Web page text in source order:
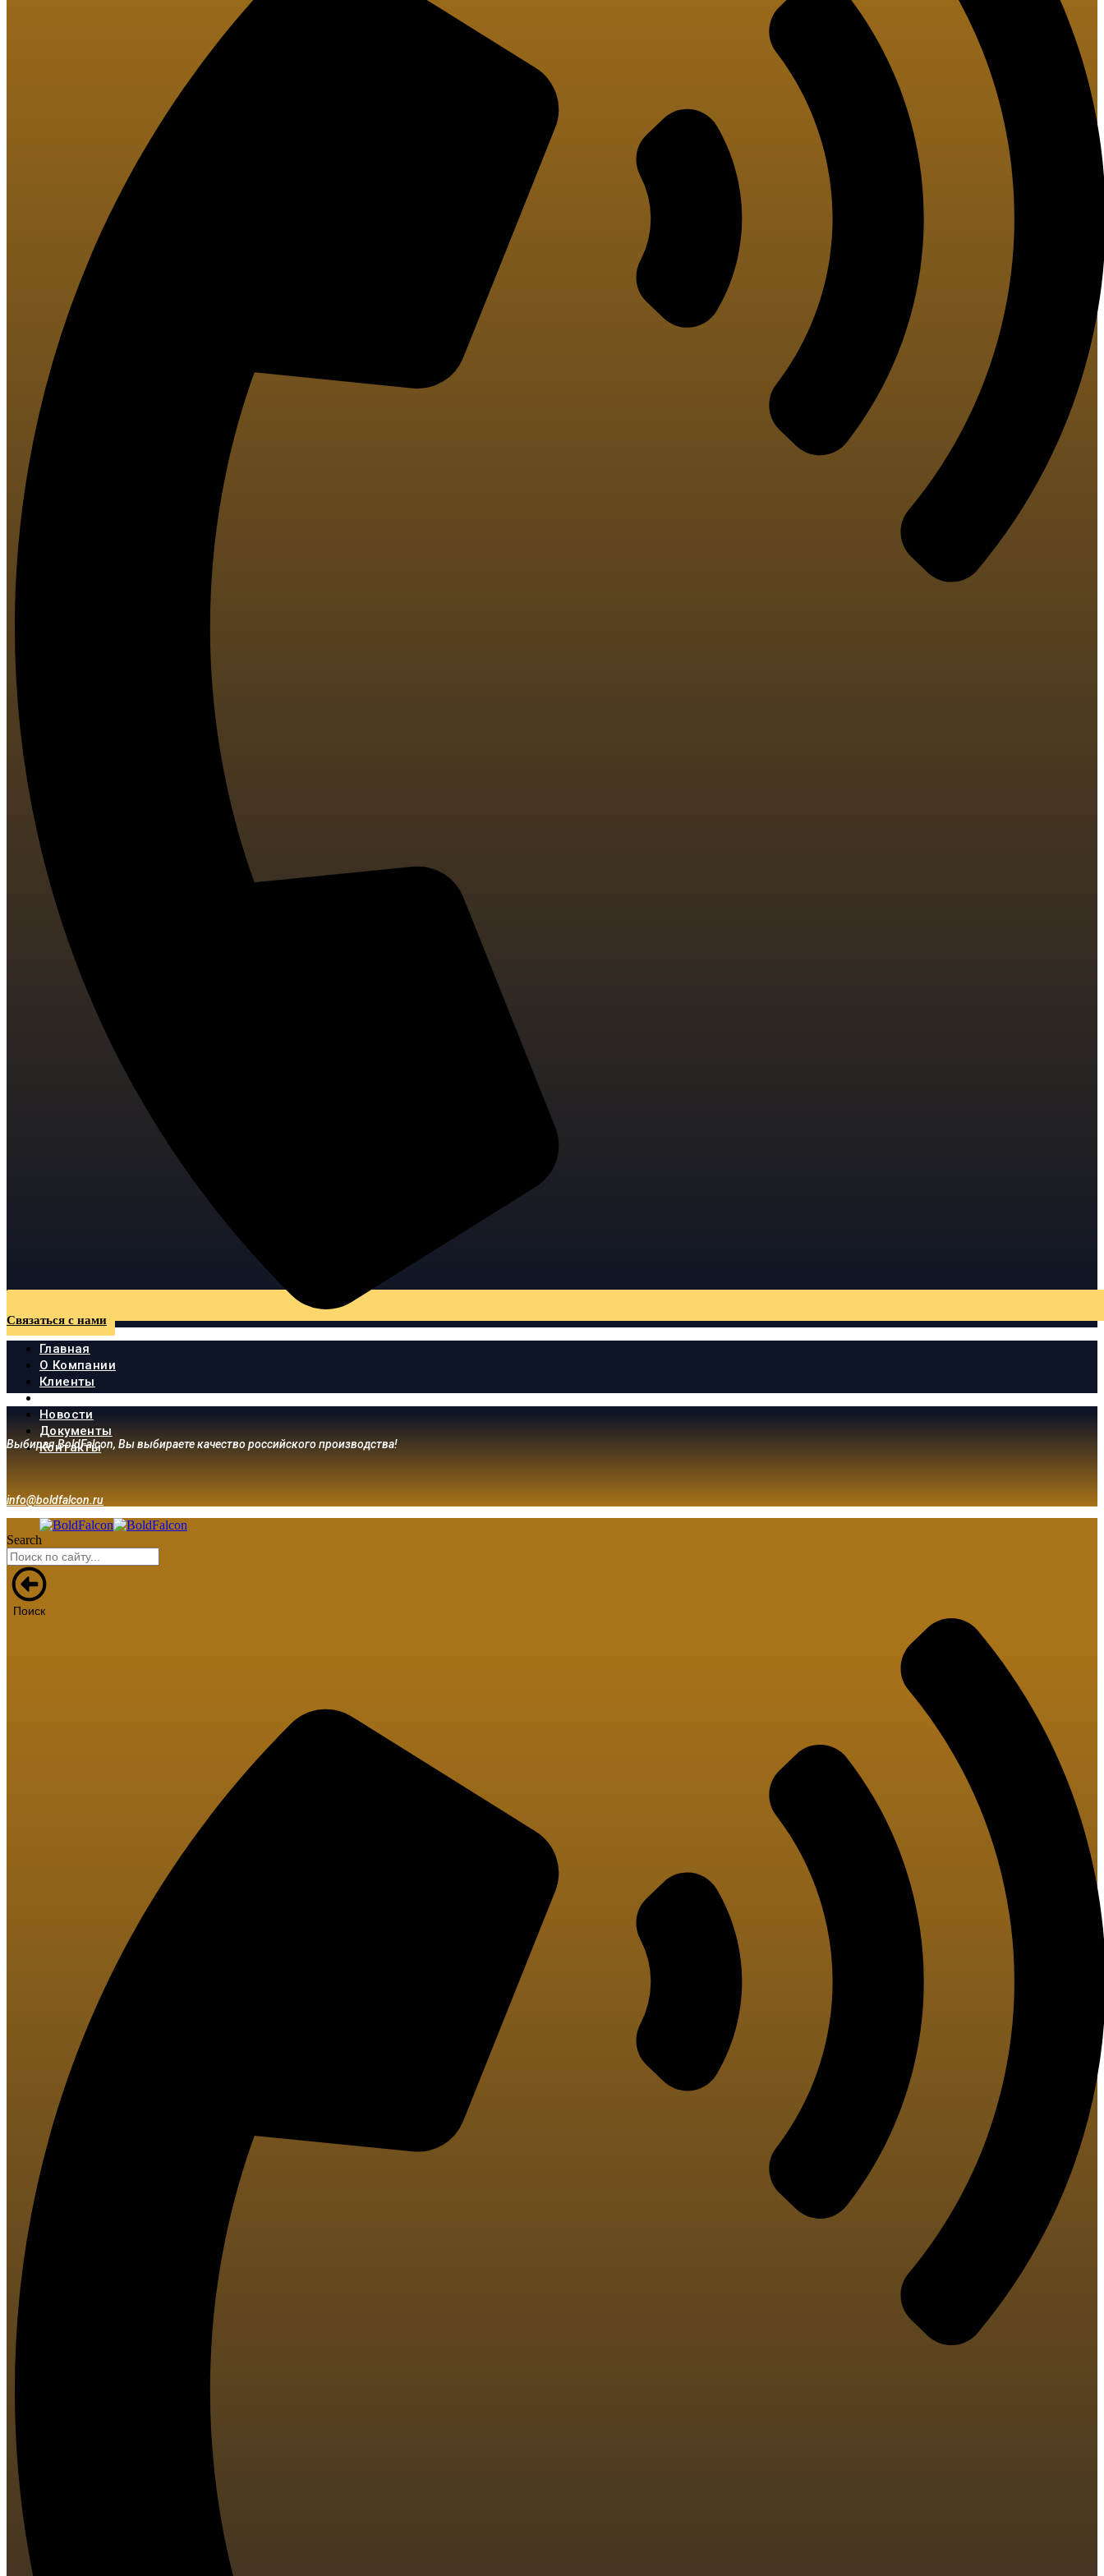
Связаться с нами
Главная
О Компании
Клиенты
Продукция
Новости
Документы
Контакты
Выбирая BoldFalcon, Вы выбираете качество российского производства!
info@boldfalcon.ru
Search
Поиск